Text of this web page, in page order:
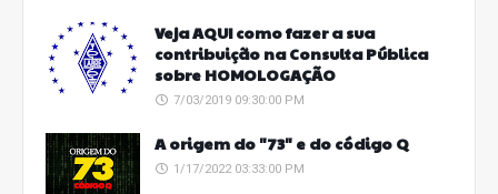
Veja AQUI como fazer a sua
contribuição na Consulta Pública
sobre HOMOLOGAÇÃO
7/03/2019 09:30:00 PM
A origem do "73" e do código Q
1/17/2022 03:33:00 PM